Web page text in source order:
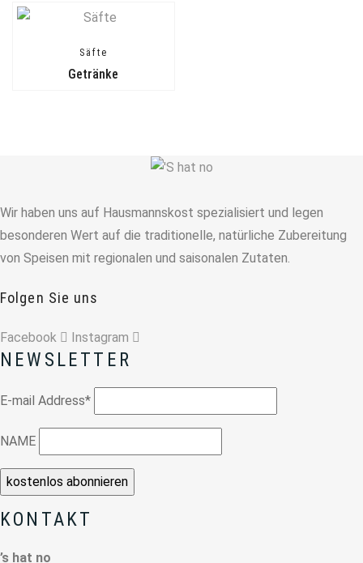
Säfte
Getränke
Wir haben uns auf Hausmannskost spezialisiert und legen
besonderen Wert auf die traditionelle, natürliche Zubereitung
von Speisen mit regionalen und saisonalen Zutaten.
Folgen Sie uns
Facebook Instagram
NEWSLETTER
E-mail Address*
NAME
KONTAKT
’s hat no